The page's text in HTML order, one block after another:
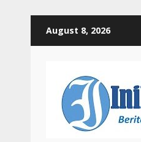
August 8, 2026